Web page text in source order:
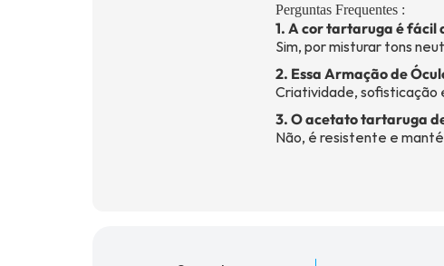
Perguntas Frequentes :
1. A cor tartaruga é fácil
Sim, por misturar tons
2. Essa Armação de
Criatividade, sofisticação
3. O acetato tartaruga
Não, é resistente e